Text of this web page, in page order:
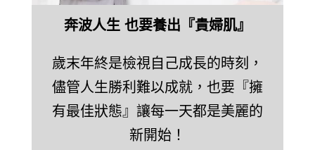
奔波人生 也要養出『貴婦肌』
歲末年終是檢視自己成長的時刻，
儘管人生勝利難以成就，也要『擁
有最佳狀態』讓每一天都是美麗的
新開始！